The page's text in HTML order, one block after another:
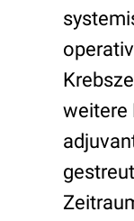
weitere